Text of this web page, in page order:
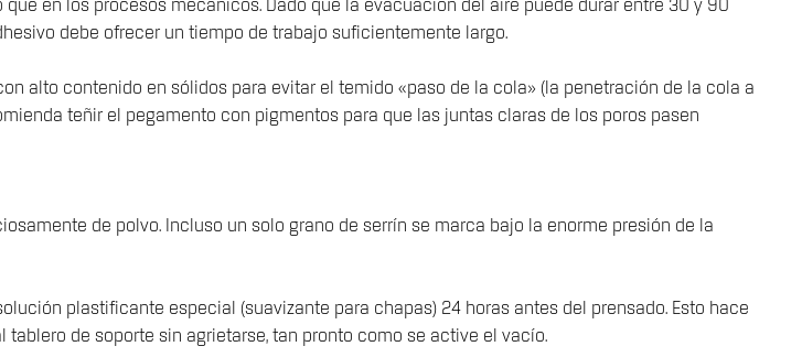
en los procesos mecánicos. Dado que la evacuación del aire puede durar entre 30 y 90
debe ofrecer un tiempo de trabajo suficientemente largo.
alto contenido en sólidos para evitar el temido «paso de la cola» (la penetración de la cola a
teñir el pegamento con pigmentos para que las juntas claras de los poros pasen
de polvo. Incluso un solo grano de serrín se marca bajo la enorme presión de la
plastificante especial (suavizante para chapas) 24 horas antes del prensado. Esto hace
de soporte sin agrietarse, tan pronto como se active el vacío.